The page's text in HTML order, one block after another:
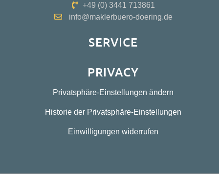
+49 (0) 3441 713861
info@maklerbuero-doering.de
SERVICE
PRIVACY
Privatsphäre-Einstellungen ändern
Historie der Privatsphäre-Einstellungen
Einwilligungen widerrufen